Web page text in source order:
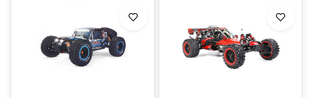
herstellen wanneer dat nodig is.
Enkele onderhoudstips voor starters: